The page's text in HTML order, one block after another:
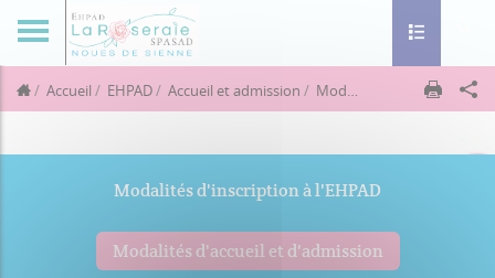
Toggle
Accueil EHPAD Accueil et admission Modalités d'accueil et d'admission
Modalités d'inscription à l'EHPAD
Modalités d'accueil et d'admission